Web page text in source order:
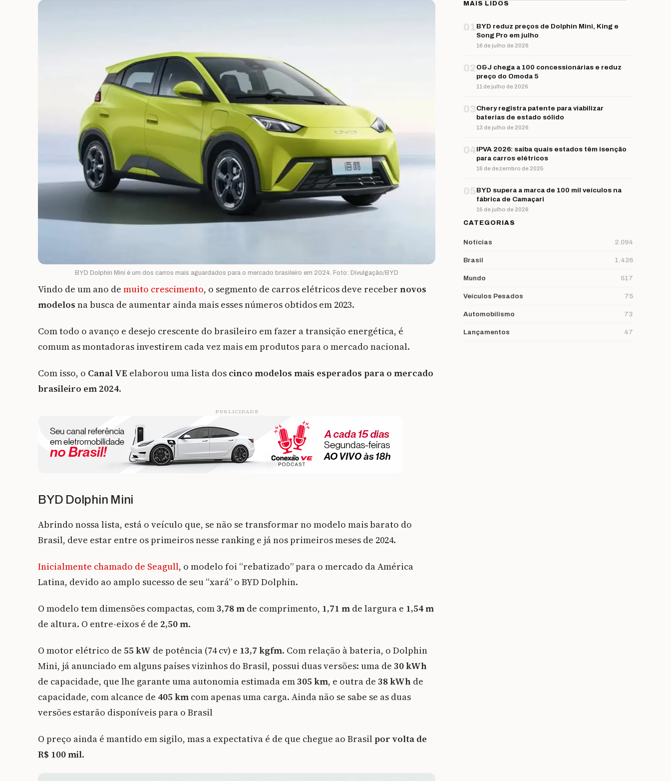
BYD Dolphin Mini é um dos carros mais aguardados para o mercado brasileiro em 2024. Foto: Divulgação/BYD
Vindo de um ano de muito crescimento, o segmento de carros elétricos deve receber novos
modelos na busca de aumentar ainda mais esses números obtidos em 2023.
Com todo o avanço e desejo crescente do brasileiro em fazer a transição energética, é
comum as montadoras investirem cada vez mais em produtos para o mercado nacional.
Com isso, o Canal VE elaborou uma lista dos cinco modelos mais esperados para o mercado
brasileiro em 2024.
PUBLICIDADE
BYD Dolphin Mini
Abrindo nossa lista, está o veículo que, se não se transformar no modelo mais barato do
Brasil, deve estar entre os primeiros nesse ranking e já nos primeiros meses de 2024.
Inicialmente chamado de Seagull, o modelo foi “rebatizado” para o mercado da América
Latina, devido ao amplo sucesso de seu “xará” o BYD Dolphin.
O modelo tem dimensões compactas, com3,78 m de comprimento, 1,71 m de largura e 1,54 m
de altura. O entre-eixos é de 2,50 m.
O motor elétrico de 55 kW de potência (74 cv) e 13,7 kgfm. Com relação à bateria, o Dolphin
Mini, já anunciado em alguns países vizinhos do Brasil, possui duas versões: uma de 30 kWh
de capacidade, que lhe garante uma autonomia estimada em305 km, e outra de 38 kWh de
capacidade, com alcance de 405 km com apenas uma carga. Ainda não se sabe se as duas
versões estarão disponíveis para o Brasil
O preço ainda é mantido em sigilo, mas a expectativa é de que chegue ao Brasilpor volta de
R$ 100 mil.
MAIS LIDOS
01BYD reduz preços de Dolphin Mini, King e
Song Pro em julho
16 de julho de 2026
02 O&J chega a 100 concessionárias e reduz
preço do Omoda 5
11 de julho de 2026
03Chery registra patente para viabilizar
baterias de estado sólido
13 de julho de 2026
04IPVA 2026: saiba quais estados têm isenção
para carros elétricos
16 de dezembro de 2025
05BYD supera a marca de 100 mil veículos na
fábrica de Camaçari
16 de julho de 2026
CATEGORIAS
Notícias 2.094
Brasil 1.426
Mundo 517
Veículos Pesados 75
Automobilismo 73
Lançamentos 47